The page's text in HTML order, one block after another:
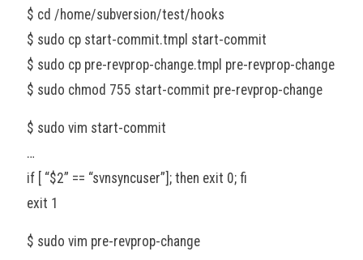
$ cd /home/subversion/test/hooks
$ sudo cp start-commit.tmpl start-commit
$ sudo cp pre-revprop-change.tmpl pre-revprop-change
$ sudo chmod 755 start-commit pre-revprop-change
$ sudo vim start-commit
…
if [ “$2” == “svnsyncuser”]; then exit 0; fi
exit 1
$ sudo vim pre-revprop-change